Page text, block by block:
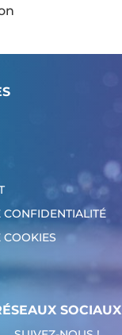
COOKIES
SOCIAUX